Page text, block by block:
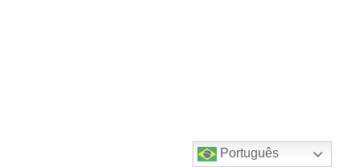
Português